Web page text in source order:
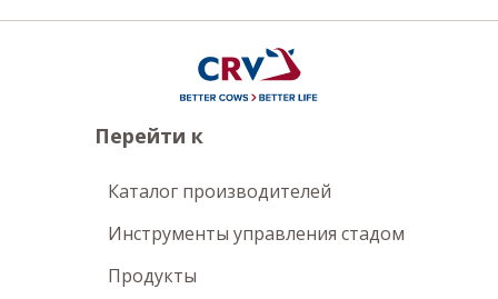
Перейти к
Каталог производителей
Инструменты управления стадом
Продукты